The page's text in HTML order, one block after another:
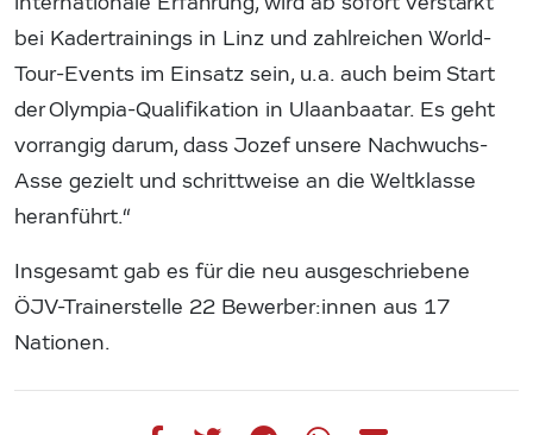
bei Kadertrainings in Linz und zahlreichen World-
Tour-Events im Einsatz sein, u.a. auch beim Start
der Olympia-Qualifikation in Ulaanbaatar. Es geht
vorrangig darum, dass Jozef unsere Nachwuchs-
Asse gezielt und schrittweise an die Weltklasse
heranführt.“
Insgesamt gab es für die neu ausgeschriebene
ÖJV-Trainerstelle 22 Bewerber:innen aus 17
Nationen.